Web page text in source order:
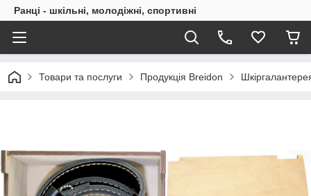
Ранці - шкільні, молодіжні, спортивні
Товари та послуги Продукція Breidon